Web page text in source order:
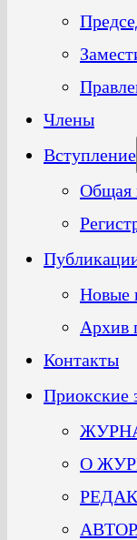
Члены
Вступление
Общая
Новые
Архив
Контакты
Приокские
О